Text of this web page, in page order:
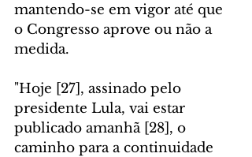
mantendo-se em vigor até que
o Congresso aprove ou não a
medida.
"Hoje [27], assinado pelo
presidente Lula, vai estar
publicado amanhã [28], o
caminho para a continuidade